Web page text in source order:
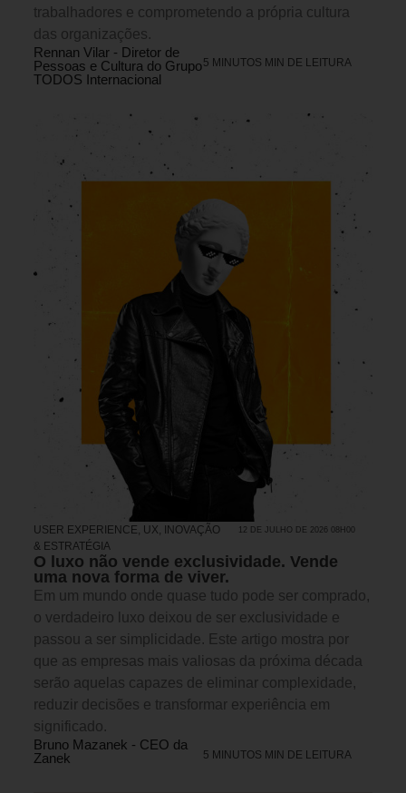
trabalhadores e comprometendo a própria cultura
das organizações.
Rennan Vilar - Diretor de
Pessoas e Cultura do Grupo
TODOS Internacional
5 MINUTOS MIN DE LEITURA
USER EXPERIENCE, UX,
INOVAÇÃO
& ESTRATÉGIA
12 DE JULHO DE 2026 08H00
O luxo não vende exclusividade. Vende
uma nova forma de viver.
Em um mundo onde quase tudo pode ser comprado,
o verdadeiro luxo deixou de ser exclusividade e
passou a ser simplicidade. Este artigo mostra por
que as empresas mais valiosas da próxima década
serão aquelas capazes de eliminar complexidade,
reduzir decisões e transformar experiência em
significado.
Bruno Mazanek - CEO da
Zanek
5 MINUTOS MIN DE LEITURA